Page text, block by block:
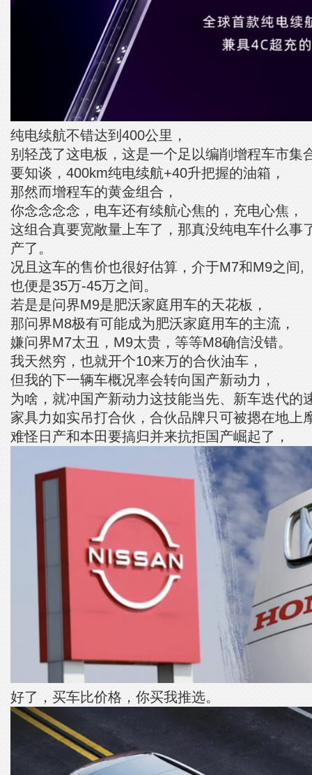
纯电续航不错达到400公里，
别轻茂了这电板，这是一个足以编削增程车市集
要知谈，400km纯电续航+40升把握的油箱，
那然而增程车的黄金组合，
你念念念念，电车还有续航心焦的，充电心焦，
这组合真要宽敞量上车了，那真没纯电车什么事
产了。
况且这车的售价也很好估算，介于M7和M9之间,
也便是35万-45万之间。
若是是问界M9是肥沃家庭用车的天花板，
那问界M8极有可能成为肥沃家庭用车的主流，
嫌问界M7太丑，M9太贵，等等M8确信没错。
我天然穷，也就开个10来万的合伙油车，
但我的下一辆车概况率会转向国产新动力，
为啥，就冲国产新动力这技能当先、新车迭代的
家具力如实吊打合伙，合伙品牌只可被摁在地上
难怪日产和本田要搞归并来抗拒国产崛起了，
好了，买车比价格，你买我推选。